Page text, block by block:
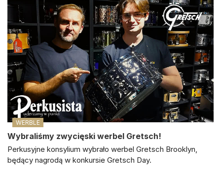
WERBLE
Wybraliśmy zwycięski werbel Gretsch!
Perkusyjne konsylium wybrało werbel Gretsch Brooklyn,
będący nagrodą w konkursie Gretsch Day.